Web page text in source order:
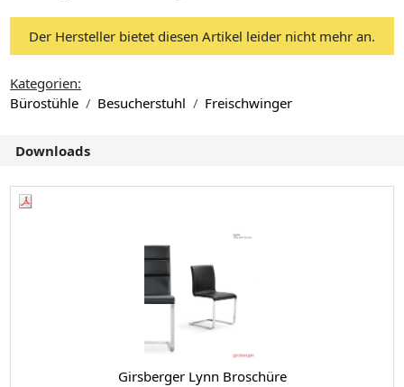
Der Hersteller bietet diesen Artikel leider nicht mehr an.
Kategorien:
Bürostühle
Besucherstuhl Freischwinger
Downloads
Girsberger Lynn Broschüre